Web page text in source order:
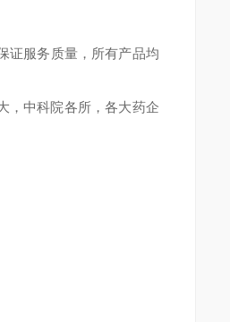
证服务质量，所有产品均
，中科院各所，各大药企